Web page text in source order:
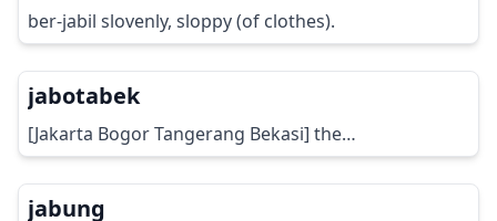
ber-jabil slovenly, sloppy (of clothes).
jabotabek
[Jakarta Bogor Tangerang Bekasi] the…
jabung